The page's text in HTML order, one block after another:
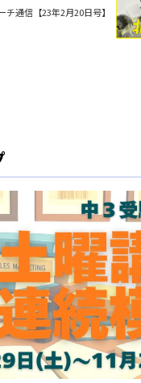
チ通信【23年2月20日号】